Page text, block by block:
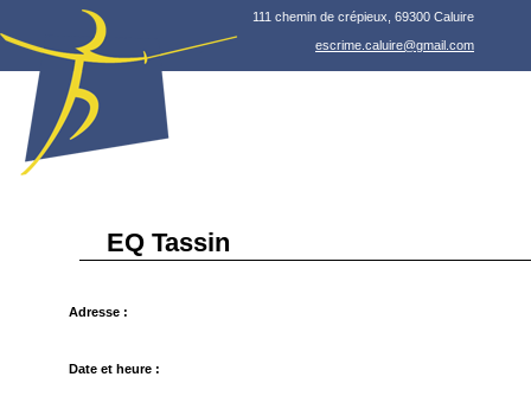
111 chemin de crépieux, 69300 Caluire
escrime.caluire@gmail.com
EQ Tassin
Adresse :
Date et heure :